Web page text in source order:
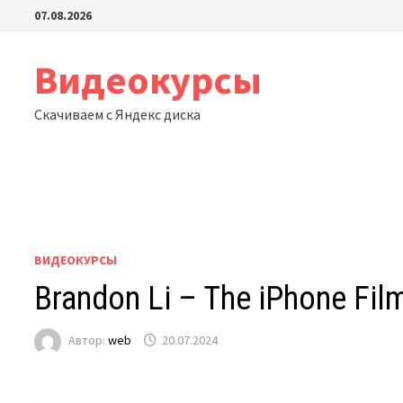
Перейти07.08.2026
Видеокурсы
Скачиваем с Яндекс диска
ВИДЕОКУРСЫ
Brandon Li – The iPhone
Автор:web 20.07.2024